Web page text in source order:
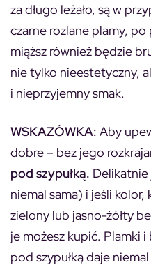
za długo leżało, są w
czarne rozlane plamy,
miąższ również będzie
nie tylko nieestetyczny,
i nieprzyjemny smak.
WSKAZÓWKA: Aby
dobre – bez jego
pod szypułką.
niemal sama) i jeśli
zielony lub jasno-żółty
je możesz kupić. Plamki
pod szypułką daje